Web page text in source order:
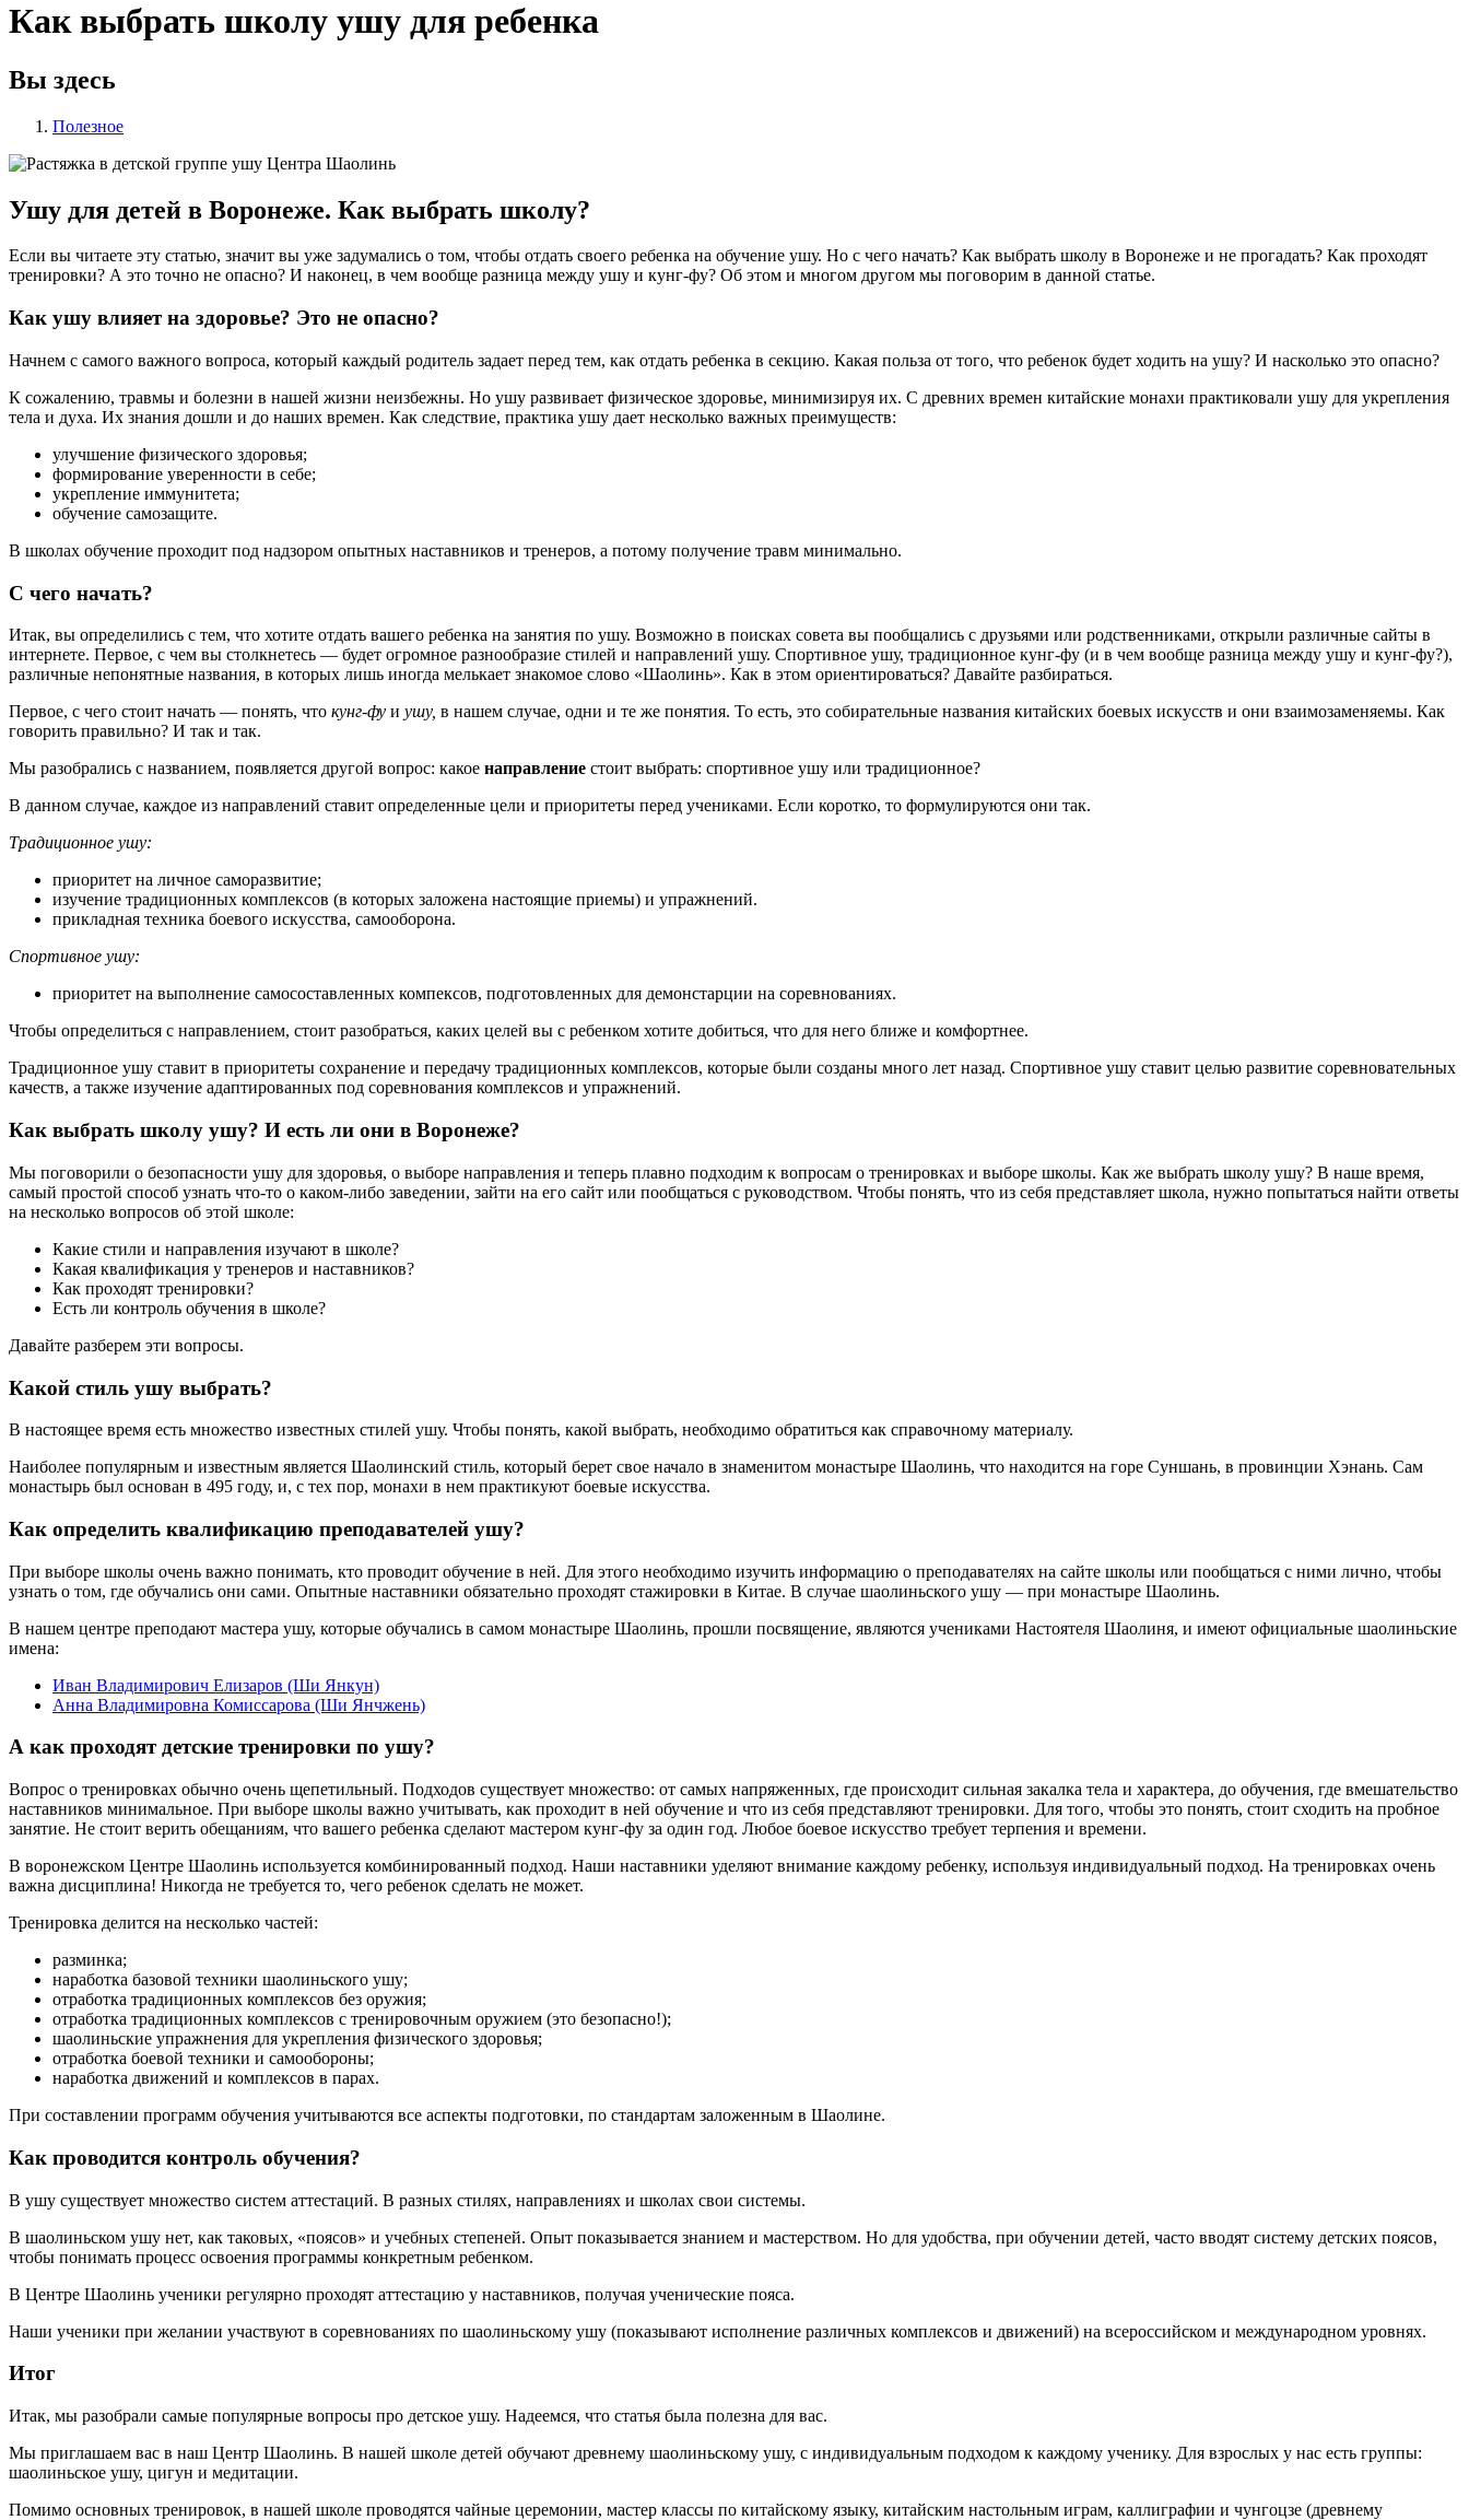
Как выбрать школу ушу для ребенка
Вы здесь
Полезное
Ушу для детей в Воронеже. Как выбрать школу?
Если вы читаете эту статью, значит вы уже задумались о том, чтобы отдать своего ребенка на обучение ушу. Но с чего начать? Как выбрать школу в Воронеже и не прогадать? Как проходят
тренировки? А это точно не опасно? И наконец, в чем вообще разница между ушу и кунг-фу? Об этом и многом другом мы поговорим в данной статье.
Как ушу влияет на здоровье? Это не опасно?
Начнем с самого важного вопроса, который каждый родитель задает перед тем, как отдать ребенка в секцию. Какая польза от того, что ребенок будет ходить на ушу? И насколько это опасно?
К сожалению, травмы и болезни в нашей жизни неизбежны. Но ушу развивает физическое здоровье, минимизируя их. С древних времен китайские монахи практиковали ушу для укрепления
тела и духа. Их знания дошли и до наших времен. Как следствие, практика ушу дает несколько важных преимуществ:
улучшение физического здоровья;
формирование уверенности в себе;
укрепление иммунитета;
обучение самозащите.
В школах обучение проходит под надзором опытных наставников и тренеров, а потому получение травм минимально.
С чего начать?
Итак, вы определились с тем, что хотите отдать вашего ребенка на занятия по ушу. Возможно в поисках совета вы пообщались с друзьями или родственниками, открыли различные сайты в
интернете. Первое, с чем вы столкнетесь — будет огромное разнообразие стилей и направлений ушу. Спортивное ушу, традиционное кунг-фу (и в чем вообще разница между ушу и кунг-фу?),
различные непонятные названия, в которых лишь иногда мелькает знакомое слово «Шаолинь». Как в этом ориентироваться? Давайте разбираться.
Первое, с чего стоит начать — понять, что кунг-фу и ушу, в нашем случае, одни и те же понятия. То есть, это собирательные названия китайских боевых искусств и они взаимозаменяемы. Как
говорить правильно? И так и так.
Мы разобрались с названием, появляется другой вопрос: какое направление стоит выбрать: спортивное ушу или традиционное?
В данном случае, каждое из направлений ставит определенные цели и приоритеты перед учениками. Если коротко, то формулируются они так.
Традиционное ушу:
приоритет на личное саморазвитие;
изучение традиционных комплексов (в которых заложена настоящие приемы) и упражнений.
прикладная техника боевого искусства, самооборона.
Спортивное ушу:
приоритет на выполнение самосоставленных компексов, подготовленных для демонстарции на соревнованиях.
Чтобы определиться с направлением, стоит разобраться, каких целей вы с ребенком хотите добиться, что для него ближе и комфортнее.
Традиционное ушу ставит в приоритеты сохранение и передачу традиционных комплексов, которые были созданы много лет назад. Спортивное ушу ставит целью развитие соревновательных
качеств, а также изучение адаптированных под соревнования комплексов и упражнений.
Как выбрать школу ушу? И есть ли они в Воронеже?
Мы поговорили о безопасности ушу для здоровья, о выборе направления и теперь плавно подходим к вопросам о тренировках и выборе школы. Как же выбрать школу ушу? В наше время,
самый простой способ узнать что-то о каком-либо заведении, зайти на его сайт или пообщаться с руководством. Чтобы понять, что из себя представляет школа, нужно попытаться найти ответы
на несколько вопросов об этой школе:
Какие стили и направления изучают в школе?
Какая квалификация у тренеров и наставников?
Как проходят тренировки?
Есть ли контроль обучения в школе?
Давайте разберем эти вопросы.
Какой стиль ушу выбрать?
В настоящее время есть множество известных стилей ушу. Чтобы понять, какой выбрать, необходимо обратиться как справочному материалу.
Наиболее популярным и известным является Шаолинский стиль, который берет свое начало в знаменитом монастыре Шаолинь, что находится на горе Суншань, в провинции Хэнань. Сам
монастырь был основан в 495 году, и, с тех пор, монахи в нем практикуют боевые искусства.
Как определить квалификацию преподавателей ушу?
При выборе школы очень важно понимать, кто проводит обучение в ней. Для этого необходимо изучить информацию о преподавателях на сайте школы или пообщаться с ними лично, чтобы
узнать о том, где обучались они сами. Опытные наставники обязательно проходят стажировки в Китае. В случае шаолиньского ушу — при монастыре Шаолинь.
В нашем центре преподают мастера ушу, которые обучались в самом монастыре Шаолинь, прошли посвящение, являются учениками Настоятеля Шаолиня, и имеют официальные шаолиньские
имена:
Иван Владимирович Елизаров (Ши Янкун)
Анна Владимировна Комиссарова (Ши Янчжень)
А как проходят детские тренировки по ушу?
Вопрос о тренировках обычно очень щепетильный. Подходов существует множество: от самых напряженных, где происходит сильная закалка тела и характера, до обучения, где вмешательство
наставников минимальное. При выборе школы важно учитывать, как проходит в ней обучение и что из себя представляют тренировки. Для того, чтобы это понять, стоит сходить на пробное
занятие. Не стоит верить обещаниям, что вашего ребенка сделают мастером кунг-фу за один год. Любое боевое искусство требует терпения и времени.
В воронежском Центре Шаолинь используется комбинированный подход. Наши наставники уделяют внимание каждому ребенку, используя индивидуальный подход. На тренировках очень
важна дисциплина! Никогда не требуется то, чего ребенок сделать не может.
Тренировка делится на несколько частей:
разминка;
наработка базовой техники шаолиньского ушу;
отработка традиционных комплексов без оружия;
отработка традиционных комплексов с тренировочным оружием (это безопасно!);
шаолиньские упражнения для укрепления физического здоровья;
отработка боевой техники и самообороны;
наработка движений и комплексов в парах.
При составлении программ обучения учитываются все аспекты подготовки, по стандартам заложенным в Шаолине.
Как проводится контроль обучения?
В ушу существует множество систем аттестаций. В разных стилях, направлениях и школах свои системы.
В шаолиньском ушу нет, как таковых, «поясов» и учебных степеней. Опыт показывается знанием и мастерством. Но для удобства, при обучении детей, часто вводят систему детских поясов,
чтобы понимать процесс освоения программы конкретным ребенком.
В Центре Шаолинь ученики регулярно проходят аттестацию у наставников, получая ученические пояса.
Наши ученики при желании участвуют в соревнованиях по шаолиньскому ушу (показывают исполнение различных комплексов и движений) на всероссийском и международном уровнях.
Итог
Итак, мы разобрали самые популярные вопросы про детское ушу. Надеемся, что статья была полезна для вас.
Мы приглашаем вас в наш Центр Шаолинь. В нашей школе детей обучают древнему шаолиньскому ушу, с индивидуальным подходом к каждому ученику. Для взрослых у нас есть группы:
шаолиньское ушу, цигун и медитации.
Помимо основных тренировок, в нашей школе проводятся чайные церемонии, мастер классы по китайскому языку, китайским настольным играм, каллиграфии и чунгоцзе (древнему